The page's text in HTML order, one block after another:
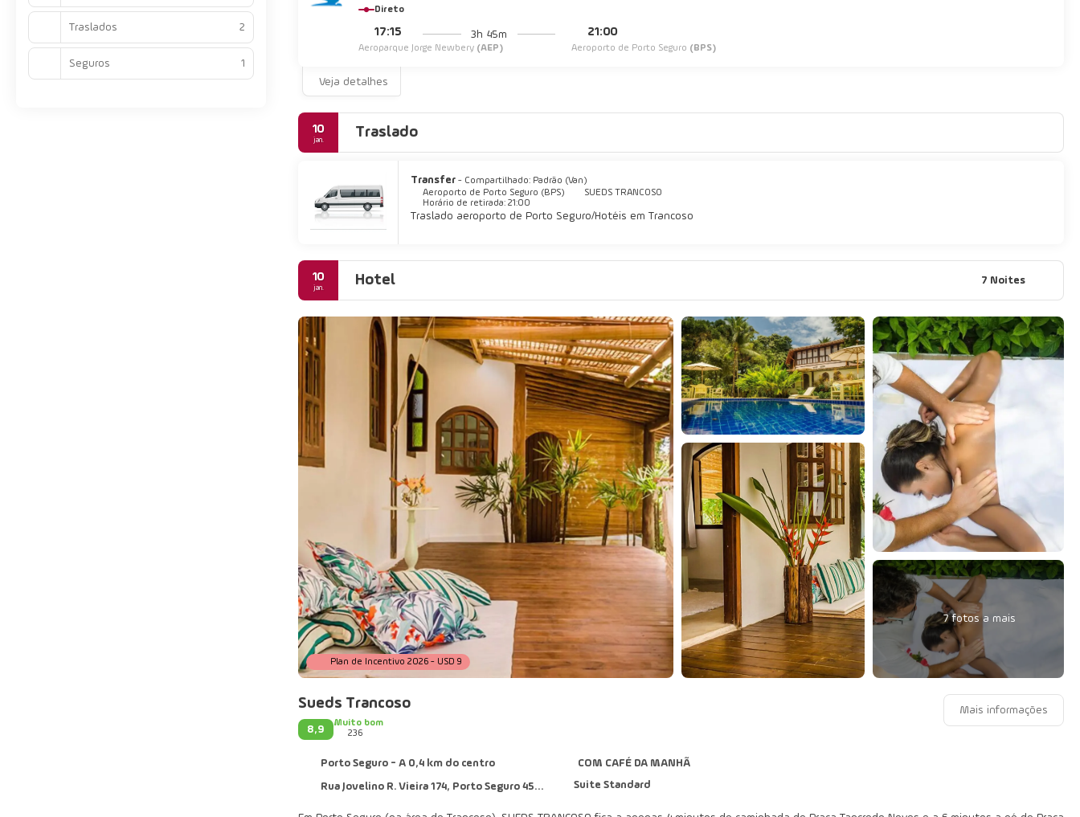
Direto
17:15
Aeroparque Jorge Newbery (AEP)
3h 45m 21:00
Aeroporto de Porto Seguro (BPS)
Veja detalhes
10
jan. Traslado
Transfer - Compartilhado: Padrão (Van)
Aeroporto de Porto Seguro (BPS)
SUEDS TRANCOSO
Horário de retirada: 21:00
Traslado aeroporto de Porto Seguro/Hotéis em Trancoso
10
jan. Hotel 7 Noites
Plan de Incentivo 2026 - USD 9
7 fotos a mais
Sueds Trancoso
8,9
Muito bom
236
Porto Seguro - A 0,4 km do centro COM CAFÉ DA MANHÃ
Rua Jovelino R. Vieira 174, Porto Seguro 45818-000 Suite Standard
Mais informações
Traslados 2
Seguros 1